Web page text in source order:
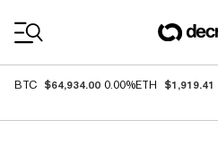
BTC $64,934.00 0.00%ETH $1,919.41